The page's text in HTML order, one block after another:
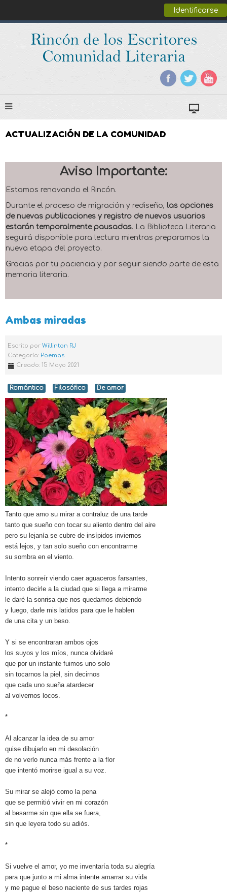
Identificarse
ACTUALIZACIÓN DE LA COMUNIDAD
Aviso Importante:
Estamos renovando el Rincón.
Durante el proceso de migración y rediseño, las opciones
de nuevas publicaciones y registro de nuevos usuarios
estarán temporalmente pausadas. La Biblioteca Literaria
seguirá disponible para lectura mientras preparamos la
nueva etapa del proyecto.
Gracias por tu paciencia y por seguir siendo parte de esta
memoria literaria.
Ambas miradas
Escrito por Willinton RJ
Categoría: Poemas
Creado: 15 Mayo 2021
Romántico Filosófico De amor
Tanto que amo su mirar a contraluz de una tarde
tanto que sueño con tocar su aliento dentro del aire
pero su lejanía se cubre de insípidos inviernos
está lejos, y tan solo sueño con encontrarme
su sombra en el viento.
Intento sonreír viendo caer aguaceros farsantes,
intento decirle a la ciudad que si llega a mirarme
le daré la sonrisa que nos quedamos debiendo
y luego, darle mis latidos para que le hablen
de una cita y un beso.
Y si se encontraran ambos ojos
los suyos y los míos, nunca olvidaré
que por un instante fuimos uno solo
sin tocarnos la piel, sin decirnos
que cada uno sueña atardecer
al volvernos locos.
*
Al alcanzar la idea de su amor
quise dibujarlo en mi desolación
de no verlo nunca más frente a la flor
que intentó morirse igual a su voz.
Su mirar se alejó como la pena
que se permitió vivir en mi corazón
al besarme sin que ella se fuera,
sin que leyera todo su adiós.
*
Si vuelve el amor, yo me inventaría toda su alegría
para que junto a mi alma intente amarrar su vida
y me pague el beso naciente de sus tardes rojas